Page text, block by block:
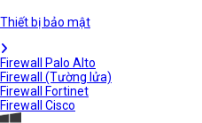
Thiết bị bảo mật
Firewall Palo Alto
Firewall (Tường lửa)
Firewall Fortinet
Firewall Cisco